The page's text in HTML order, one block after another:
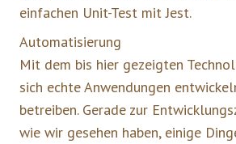
einfachen Unit-Test mit Jest.
Automatisierung
Mit dem bis hier gezeigten
sich echte Anwendungen
betreiben. Gerade zur
wie wir gesehen haben, einige